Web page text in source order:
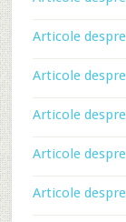
Articole
Articole
Articole
Articole
Articole